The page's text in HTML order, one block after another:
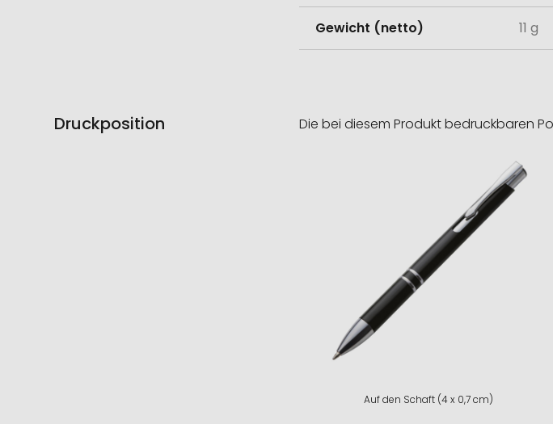
Gewicht (netto) 11 g
Druckposition Die bei diesem Produkt bedruckbaren
Auf den Schaft (4 x 0,7 cm)